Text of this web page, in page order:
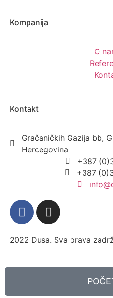
Kompanija
O
Kontakt
Gračaničkih Gazija bb,
Hercegovina
+387
+387
2022 Dusa. Sva prava